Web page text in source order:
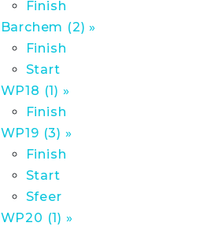
Finish
Barchem (2) »
Finish
Start
WP18 (1) »
Finish
WP19 (3) »
Finish
Start
Sfeer
WP20 (1) »